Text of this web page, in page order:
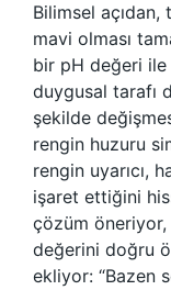
Bilimsel açıdan,
mavi olması
bir pH değeri
duygusal tarafı
şekilde
rengin huzuru
rengin uyarıcı,
işaret ettiğini
çözüm
değerini doğru
ekliyor: “Bazen